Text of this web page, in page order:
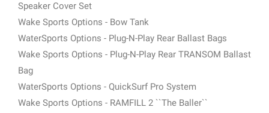
Speaker Cover Set
Wake Sports Options - Bow Tank
WaterSports Options - Plug-N-Play Rear Ballast Bags
Wake Sports Options - Plug-N-Play Rear TRANSOM Ballast
Bag
WaterSports Options - QuickSurf Pro System
Wake Sports Options - RAMFILL 2 ``The Baller``